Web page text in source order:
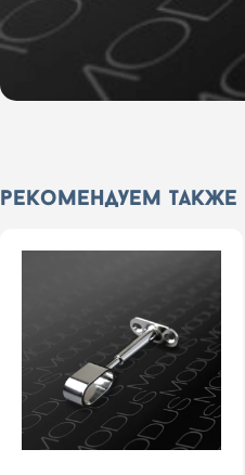
рекомендуем также